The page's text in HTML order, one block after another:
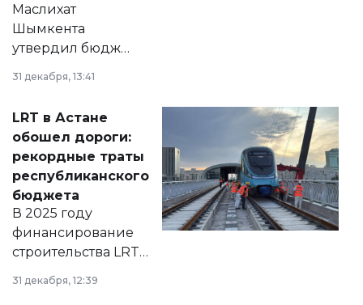
Маслихат
Шымкента
утвердил бюджет
города на 2026–
2028 годы.
документ
появился в базе
нормативных
правовых актов и
на сайте маслихат
города.
31 декабря, 13:41
LRT в Астане
обошел дороги:
рекордные траты
республиканского
бюджета
В 2025 году
финансирование
строительства LRT
в Астане из
республиканского
31 декабря, 12:39